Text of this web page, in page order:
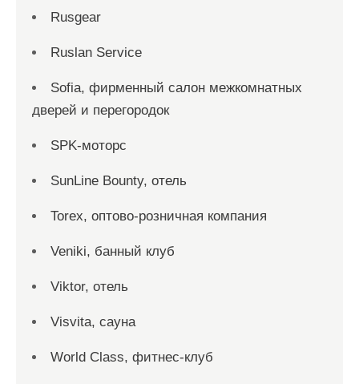
Rusgear
Ruslan Service
Sofia, фирменный салон межкомнатных
дверей и перегородок
SPK-моторс
SunLine Bounty, отель
Torex, оптово-розничная компания
Veniki, банный клуб
Viktor, отель
Visvita, сауна
World Class, фитнес-клуб